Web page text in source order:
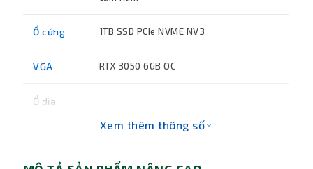
Ổ cứng 1TB SSD PCIe NVME NV3
VGA RTX 3050 6GB OC
Ổ đĩa
Keyboard Không đi kèm
Xem thêm thông số